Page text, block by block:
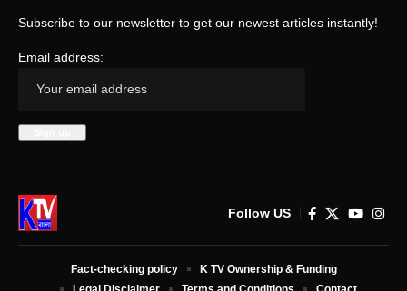
Subscribe to our newsletter to get our newest articles instantly!
Email address:
Follow US
Fact-checking policy
K TV Ownership & Funding